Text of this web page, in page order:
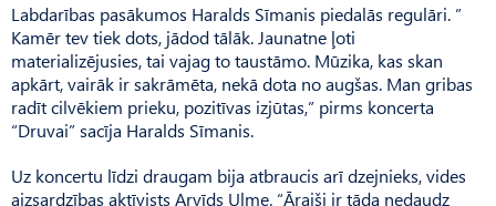
Labdarības pasākumos Haralds Sīmanis piedalās regulāri. ”
Kamēr tev tiek dots, jādod tālāk. Jaunatne ļoti
materializējusies, tai vajag to taustāmo. Mūzika, kas skan
apkārt, vairāk ir sakrāmēta, nekā dota no augšas. Man gribas
radīt cilvēkiem prieku, pozitīvas izjūtas,” pirms koncerta
“Druvai” sacīja Haralds Sīmanis.
Uz koncertu līdzi draugam bija atbraucis arī dzejnieks, vides
aizsardzības aktīvists Arvīds Ulme. “Āraiši ir tāda nedaudz